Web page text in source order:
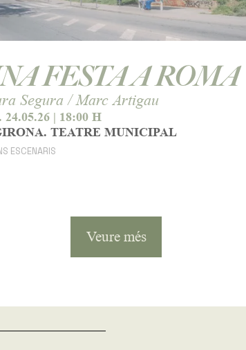
FESTA A ROMA
Segura / Marc Artigau
24.05.26| 18:00 H
TEATRE MUNICIPAL
ESCENARIS
Veure més